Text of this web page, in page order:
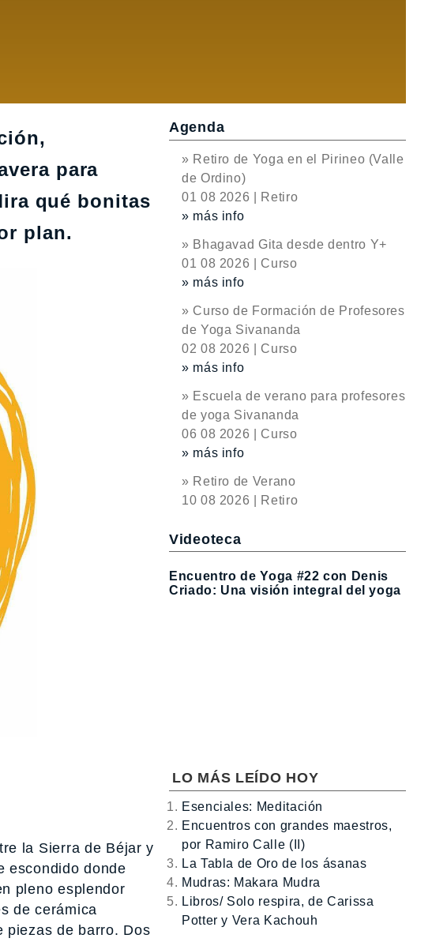
para
qué bonitas
plan.
la Sierra de Béjar y
escondido donde
pleno esplendor
de cerámica
piezas de barro. Dos
Agenda
» Retiro de Yoga en el Pirineo (Valle
de Ordino)
01 08 2026 | Retiro
» más info
» Bhagavad Gita desde dentro Y+
01 08 2026 | Curso
» más info
» Curso de Formación de Profesores
de Yoga Sivananda
02 08 2026 | Curso
» más info
» Escuela de verano para profesores
de yoga Sivananda
06 08 2026 | Curso
» más info
» Retiro de Verano
10 08 2026 | Retiro
Videoteca
Encuentro de Yoga #22 con Denis
Criado: Una visión integral del yoga
LO MÁS LEÍDO HOY
Esenciales: Meditación
Encuentros con grandes maestros,
por Ramiro Calle (II)
La Tabla de Oro de los ásanas
Mudras: Makara Mudra
Libros/ Solo respira, de Carissa
Potter y Vera Kachouh